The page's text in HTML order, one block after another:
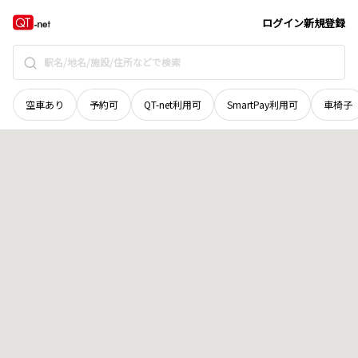
ログイン新規登録
空車あり 予約可 QT-net利用可 SmartPay利用可 車椅子
岡山県